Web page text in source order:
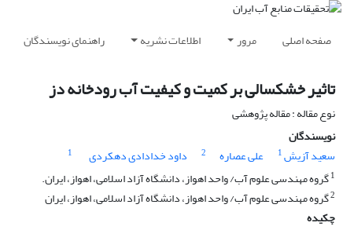
صفحه اصلی مرور اطلاعات نشریه راهنمای نویسندگان
تاثیر خشکسالی بر کمیت و کیفیت آب رودخانه دز
نوع مقاله : مقاله پژوهشی
نویسندگان
سعید آزیش1 علی عصاره 2 داود خدادادی دهکردی
1
1گروه مهندسی علوم آب/ واحد اهواز، دانشگاه آزاد اسلامی، اهواز، ایران.
2گروه مهندسی علوم آب/ واحد اهواز، دانشگاه آزاد اسلامی، اهواز، ایران
چکیده